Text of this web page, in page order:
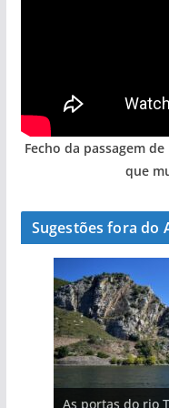
Fecho da passagem
que
Sugestões fora do
As portas do rio
A aldeia mais
vídeo)
A piscina natural